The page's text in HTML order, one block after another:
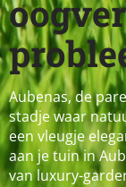
Aubenas, de
stadje waar
een vleugje
aan je tuin in
van luxury-